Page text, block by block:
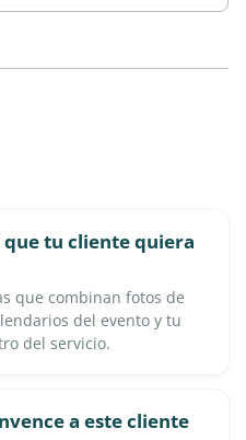
que tu cliente quiera
que combinan fotos de
del evento y tu
del servicio.
a este cliente